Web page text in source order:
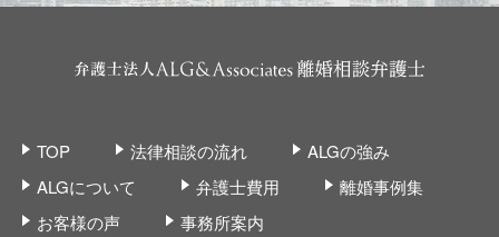
TOP 法律相談の流れ
ALGの強み
ALGについて
弁護士費用
離婚事例集
お客様の声
事務所案内